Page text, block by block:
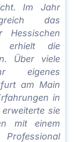
Im Jahr
das
Hessischen
erhielt die
Über viele
eigenes
am Main
in
sie
mit einem